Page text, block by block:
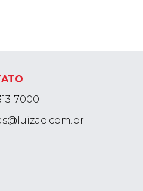
7000